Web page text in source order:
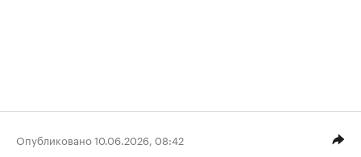
Опубликовано 10.06.2026, 08:42